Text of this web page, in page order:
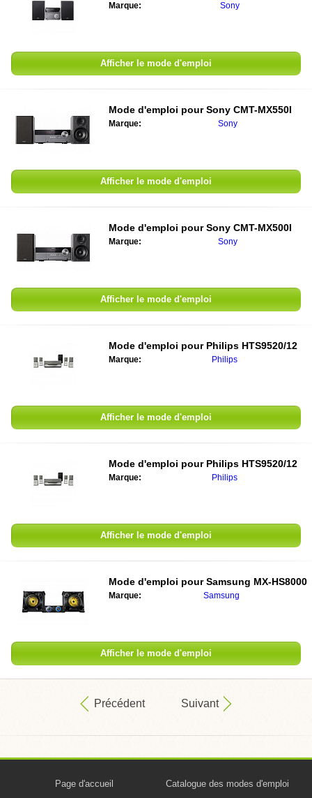
Marque: Sony
Afficher le mode d'emploi
Mode d'emploi pourSony CMT-MX550I
Marque: Sony
Afficher le mode d'emploi
Mode d'emploi pourSony CMT-MX500I
Marque: Sony
Afficher le mode d'emploi
Mode d'emploi pour Philips HTS9520/12
Marque: Philips
Afficher le mode d'emploi
Mode d'emploi pour Philips HTS9520/12
Marque: Philips
Afficher le mode d'emploi
Mode d'emploi pourSamsung MX-HS8000
Marque: Samsung
Afficher le mode d'emploi
Précédent Suivant
Page d'accueil Catalogue des modes d'emploi